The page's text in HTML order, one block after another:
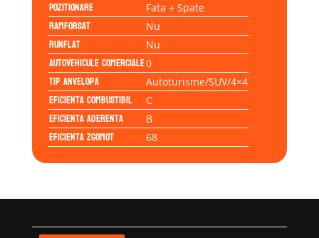
Pozitionare Fata + Spate
Ramforsat Nu
Runflat Nu
Autovehicule comerciale0
Tip anvelopa Autoturisme/SUV/4×4
Eficienta Combustibil C
Eficienta Aderenta B
Eficienta Zgomot 68